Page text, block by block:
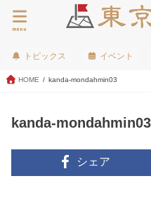
menu
トピックス イベント
HOME kanda-mondahmin03
kanda-mondahmin03
シェア